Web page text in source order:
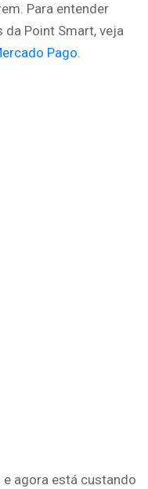
Para entender
Point Smart, veja
Pago.
e agora está custando